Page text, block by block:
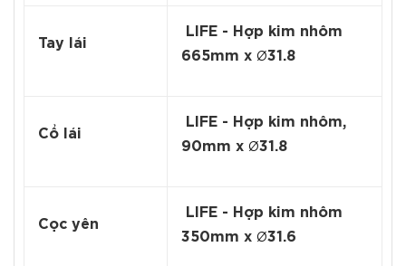
Tay lái
LIFE - Hợp kim nhôm
665mm x Ø31.8
Cổ lái
LIFE - Hợp kim nhôm,
90mm x Ø31.8
Cọc yên
LIFE - Hợp kim nhôm
350mm x Ø31.6